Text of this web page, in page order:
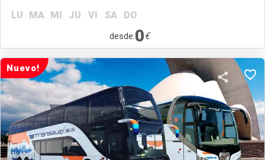
LU MA MI JU VI SA DO
desde:0€
Nuevo!